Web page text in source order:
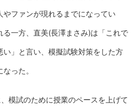
やファンが現れるまでになってい
る一方、直美(長澤まさみ)は「これで
い」と言い、模擬試験対策をした方
った。
模試のために授業のペースを上げて